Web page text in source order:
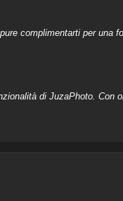
complimentarti per una
di JuzaPhoto. Con